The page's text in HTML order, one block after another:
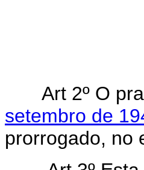
Art 2º O
setembro de
prorrogado, no